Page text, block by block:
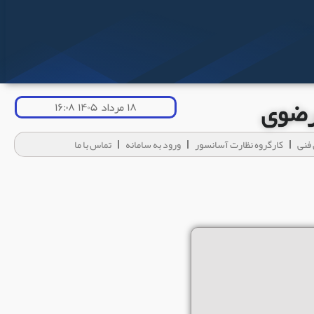
۱۸ مرداد ۱۴۰۵ ۱۶:۰۸
کارگروه نظارت آسانسور ورود به سامانه تماس با ما